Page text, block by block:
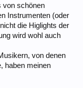
von schönen
Instrumenten (oder
die Higlights der
wird wohl auch
von denen
haben meinen